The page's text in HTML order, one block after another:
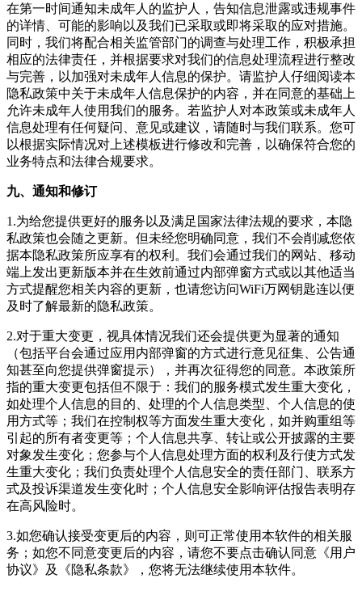
在第一时间通知未成年人的监护人，告知信息泄露或违规事件
的详情、可能的影响以及我们已采取或即将采取的应对措施。
同时，我们将配合相关监管部门的调查与处理工作，积极承担
相应的法律责任，并根据要求对我们的信息处理流程进行整改
与完善，以加强对未成年人信息的保护。请监护人仔细阅读本
隐私政策中关于未成年人信息保护的内容，并在同意的基础上
允许未成年人使用我们的服务。若监护人对本政策或未成年人
信息处理有任何疑问、意见或建议，请随时与我们联系。您可
以根据实际情况对上述模板进行修改和完善，以确保符合您的
业务特点和法律合规要求。
九、通知和修订
1.为给您提供更好的服务以及满足国家法律法规的要求，本隐
私政策也会随之更新。但未经您明确同意，我们不会削减您依
据本隐私政策所应享有的权利。我们会通过我们的网站、移动
端上发出更新版本并在生效前通过内部弹窗方式或以其他适当
方式提醒您相关内容的更新，也请您访问WiFi万网钥匙连以便
及时了解最新的隐私政策。
2.对于重大变更，视具体情况我们还会提供更为显著的通知
（包括平台会通过应用内部弹窗的方式进行意见征集、公告通
知甚至向您提供弹窗提示），并再次征得您的同意。本政策所
指的重大变更包括但不限于：我们的服务模式发生重大变化，
如处理个人信息的目的、处理的个人信息类型、个人信息的使
用方式等；我们在控制权等方面发生重大变化，如并购重组等
引起的所有者变更等；个人信息共享、转让或公开披露的主要
对象发生变化；您参与个人信息处理方面的权利及行使方式发
生重大变化；我们负责处理个人信息安全的责任部门、联系方
式及投诉渠道发生变化时；个人信息安全影响评估报告表明存
在高风险时。
3.如您确认接受变更后的内容，则可正常使用本软件的相关服
务；如您不同意变更后的内容，请您不要点击确认同意《用户
协议》及《隐私条款》，您将无法继续使用本软件。